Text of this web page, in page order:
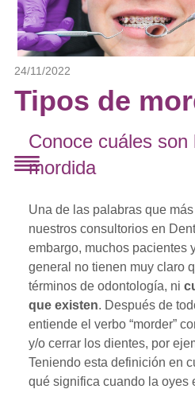
24/11/2022
Tipos de
Conoce cuáles son
mordida
Una de las palabras que
nuestros consultorios en
embargo, muchos pacientes
general no tienen muy claro
términos de odontología, ni
que existen. Después de
entiende el verbo “morder”
y/o cerrar los dientes, por
Teniendo esta definición en
qué significa cuando la oyes